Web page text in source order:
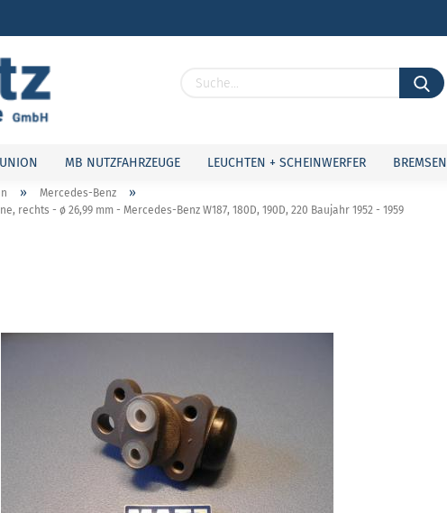
MB NUTZFAHRZEUGE LEUCHTEN + SCHEINWERFER BREMSEN
» Mercedes-Benz »
rechts - ø 26,99 mm - Mercedes-Benz W187, 180D, 190D, 220 Baujahr 1952 - 1959